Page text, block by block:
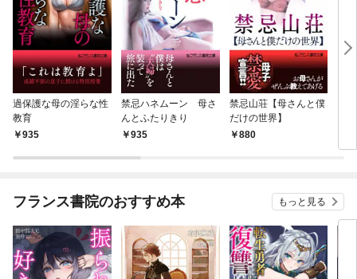
過保護な母の淫らな性
教育
935
禁忌ハネムーン 母さ
んとふたりきり
935
禁忌山荘【母さんと僕
だけの世界】
880
フランス書院のおすすめ本 もっと見る